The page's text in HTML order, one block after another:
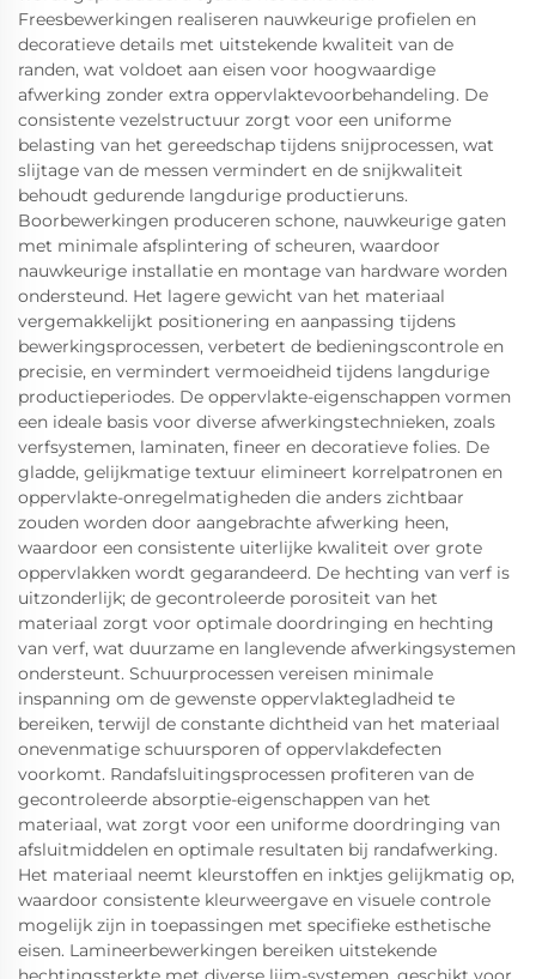
Freesbewerkingen realiseren nauwkeurige profielen en
decoratieve details met uitstekende kwaliteit van de
randen, wat voldoet aan eisen voor hoogwaardige
afwerking zonder extra oppervlaktevoorbehandeling. De
consistente vezelstructuur zorgt voor een uniforme
belasting van het gereedschap tijdens snijprocessen, wat
slijtage van de messen vermindert en de snijkwaliteit
behoudt gedurende langdurige productieruns.
Boorbewerkingen produceren schone, nauwkeurige gaten
met minimale afsplintering of scheuren, waardoor
nauwkeurige installatie en montage van hardware worden
ondersteund. Het lagere gewicht van het materiaal
vergemakkelijkt positionering en aanpassing tijdens
bewerkingsprocessen, verbetert de bedieningscontrole en
precisie, en vermindert vermoeidheid tijdens langdurige
productieperiodes. De oppervlakte-eigenschappen vormen
een ideale basis voor diverse afwerkingstechnieken, zoals
verfsystemen, laminaten, fineer en decoratieve folies. De
gladde, gelijkmatige textuur elimineert korrelpatronen en
oppervlakte-onregelmatigheden die anders zichtbaar
zouden worden door aangebrachte afwerking heen,
waardoor een consistente uiterlijke kwaliteit over grote
oppervlakken wordt gegarandeerd. De hechting van verf is
uitzonderlijk; de gecontroleerde porositeit van het
materiaal zorgt voor optimale doordringing en hechting
van verf, wat duurzame en langlevende afwerkingsystemen
ondersteunt. Schuurprocessen vereisen minimale
inspanning om de gewenste oppervlaktegladheid te
bereiken, terwijl de constante dichtheid van het materiaal
onevenmatige schuursporen of oppervlakdefecten
voorkomt. Randafsluitingsprocessen profiteren van de
gecontroleerde absorptie-eigenschappen van het
materiaal, wat zorgt voor een uniforme doordringing van
afsluitmiddelen en optimale resultaten bij randafwerking.
Het materiaal neemt kleurstoffen en inktjes gelijkmatig op,
waardoor consistente kleurweergave en visuele controle
mogelijk zijn in toepassingen met specifieke esthetische
eisen. Lamineerbewerkingen bereiken uitstekende